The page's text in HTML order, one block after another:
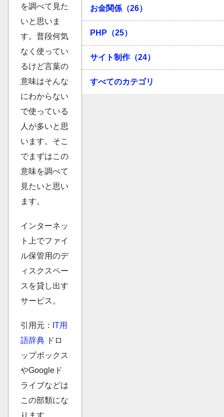
を調べて見た
いと思いま
す。普段何気
なく使ってい
るけど言葉の
意味はそんな
にわからない
で使っている
人が多いと思
います。そこ
でまずはこの
意味を調べて
見たいと思い
ます。
インターネッ
ト上でファイ
ル保管用のデ
ィスクスペー
スを貸し出す
サービス。
引用元：
IT用
語辞典 ドロ
ップボックス
やGoogleド
ライブなどは
この部類にな
ります。
お金関係（26）
PHP（25）
サイト制作（24）
すべてのカテゴリ